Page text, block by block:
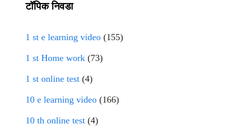
टॉपिक निवडा
1 st e learning video (155)
1 st Home work (73)
1 st online test (4)
10 e learning video (166)
10 th online test (4)